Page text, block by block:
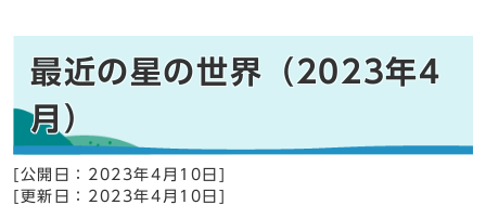
最近の星の世界（2023年4
月）
[公開日： 2023年4月10日
[更新日： 2023年4月10日